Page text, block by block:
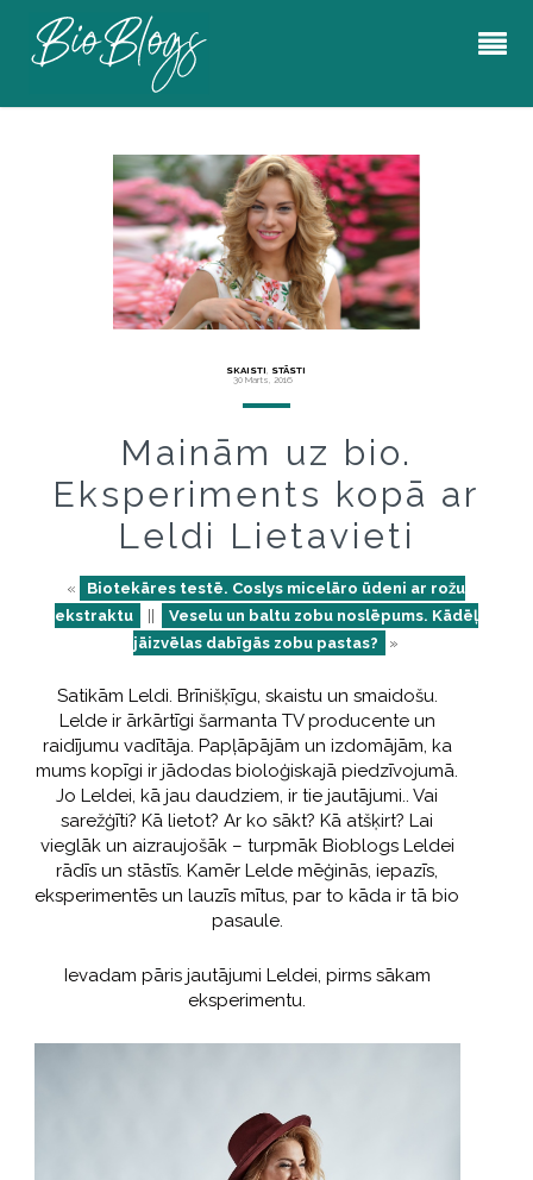
SKAISTI, STĀSTI
30 Marts, 2016
Mainām uz bio.
Eksperiments kopā ar
Leldi Lietavieti
«
Biotekāres testē. Coslys micelāro ūdeni ar rožu
ekstraktu
Veselu un baltu zobu noslēpums. Kādēļ
jāizvēlas dabīgās zobu pastas?
»
Satikām Leldi. Brīnišķīgu, skaistu un smaidošu.
Lelde ir ārkārtīgi šarmanta TV producente un
raidījumu vadītāja. Papļāpājām un izdomājām, ka
mums kopīgi ir jādodas bioloģiskajā piedzīvojumā.
Jo Leldei, kā jau daudziem, ir tie jautājumi.. Vai
sarežģīti? Kā lietot? Ar ko sākt? Kā atšķirt? Lai
vieglāk un aizraujošāk – turpmāk Bioblogs Leldei
rādīs un stāstīs. Kamēr Lelde mēģinās, iepazīs,
eksperimentēs un lauzīs mītus, par to kāda ir tā bio
pasaule.
Ievadam pāris jautājumi Leldei, pirms sākam
eksperimentu.